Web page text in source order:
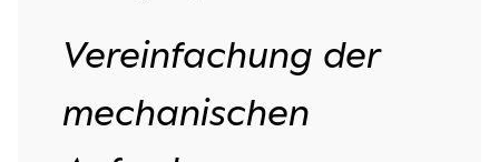
Vereinfachung der
mechanischen